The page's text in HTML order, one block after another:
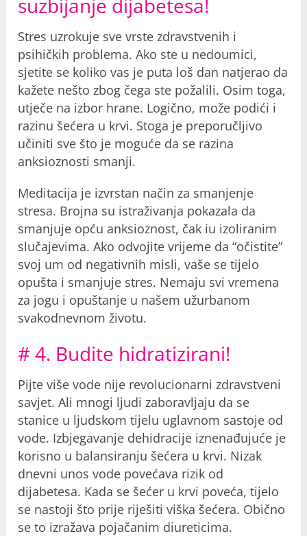
suzbijanje dijabetesa!
Stres uzrokuje sve vrste zdravstvenih i
psihičkih problema. Ako ste u nedoumici,
sjetite se koliko vas je puta loš dan natjerao da
kažete nešto zbog čega ste požalili. Osim toga,
utječe na izbor hrane. Logično, može podići i
razinu šećera u krvi. Stoga je preporučljivo
učiniti sve što je moguće da se razina
anksioznosti smanji.
Meditacija je izvrstan način za smanjenje
stresa. Brojna su istraživanja pokazala da
smanjuje opću anksioznost, čak iu izoliranim
slučajevima. Ako odvojite vrijeme da “očistite”
svoj um od negativnih misli, vaše se tijelo
opušta i smanjuje stres. Nemaju svi vremena
za jogu i opuštanje u našem užurbanom
svakodnevnom životu.
# 4. Budite hidratizirani!
Pijte više vode nije revolucionarni zdravstveni
savjet. Ali mnogi ljudi zaboravljaju da se
stanice u ljudskom tijelu uglavnom sastoje od
vode. Izbjegavanje dehidracije iznenađujuće je
korisno u balansiranju šećera u krvi. Nizak
dnevni unos vode povećava rizik od
dijabetesa. Kada se šećer u krvi poveća, tijelo
se nastoji što prije riješiti viška šećera. Obično
se to izražava pojačanim diureticima.